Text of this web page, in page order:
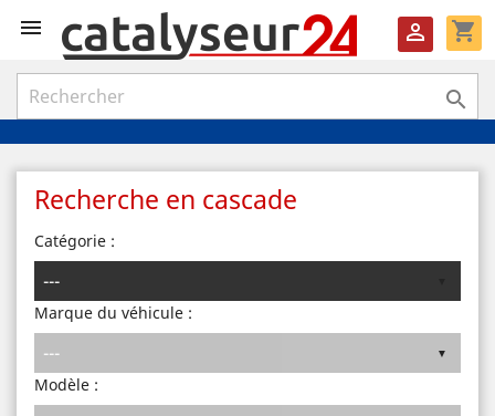
 shopping_cart


Recherche en cascade
Catégorie :
Marque du véhicule :
Modèle :